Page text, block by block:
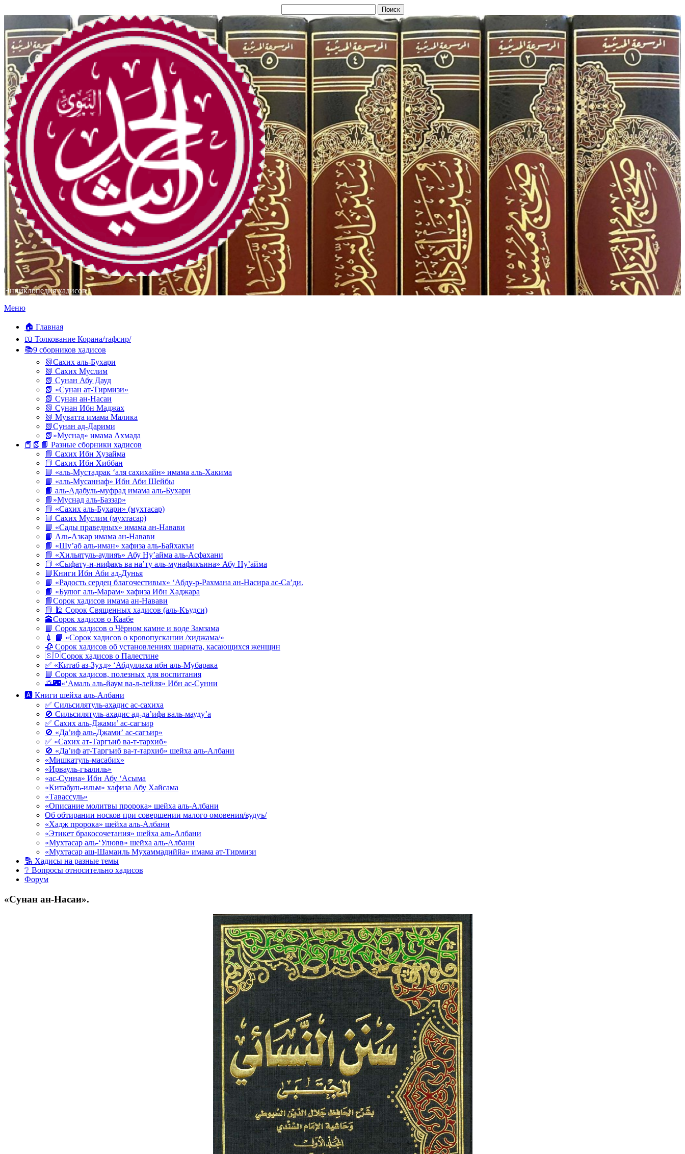
Энциклопедия хадисов
Перейти
содержимому
Меню
🏠 Главная
📖 Толкование Корана/тафсир/
📚9 сборников хадисов
📗Сахих аль-Бухари
📗 Сахих Муслим
📗 Сунан Абу Дауд
📗 «Сунан ат-Тирмизи»
📗 Сунан ан-Насаи
📗 Сунан Ибн Маджах
📗 Муватта имама Малика
📗Сунан ад-Дарими
📗»Муснад» имама Ахмада
📕📗📘 Разные сборники хадисов
📘 Сахих Ибн Хузайма
📘 Сахих Ибн Хиббан
📘 «аль-Мустадрак ‘аля сахихайн» имама аль-Хакима
📘 «аль-Мусаннаф» Ибн Аби Шейбы
📘 аль-Адабуль-муфрад имама аль-Бухари
📘»Муснад аль-Баззар»
📘 «Сахих аль-Бухари» (мухтасар)
📘 Сахих Муслим (мухтасар)
📘 «Сады праведных» имама ан-Навави
📘 Аль-Азкар имама ан-Навави
📘 «Шу’аб аль-иман» хафиза аль-Байхакъи
📘 «Хильятуль-аулияъ» Абу Ну’айма аль-Асфахани
📘 «Сыфату-н-нифакъ ва на’ту аль-мунафикъина» Абу Ну’айма
📘Книги Ибн Аби ад-Дунья
📘 «Радость сердец благочестивых» ‘Абду-р-Рахмана ан-Насира ас-Са’ди.
📘 «Булюг аль-Марам» хафиза Ибн Хаджара
📘Сорок хадисов имама ан-Навави
📘 🕌 Сорок Священных хадисов (аль-Къудси)
🕋Сорок хадисов о Каабе
📘 Сорок хадисов о Чёрном камне и воде Замзама
💉 📘 «Сорок хадисов о кровопускании /хиджама/»
🥀 Сорок хадисов об установлениях шариата, касающихся женщин
🇸🇩Сорок хадисов о Палестине
✅ «Китаб аз-Зухд» ‘Абдуллаха ибн аль-Мубарака
📘 Сорок хадисов, полезных для воспитания
🌅🌃«‘Амаль аль-йаум ва-л-лейля» Ибн ас-Сунни
🅰 Книги шейха аль-Албани
✅ Сильсилятуль-ахадис ас-сахиха
🚫 Сильсилятуль-ахадис ад-да’ифа валь-мауду’а
✅ Сахих аль-Джами’ ас-сагъир
🚫 «Да’иф аль-Джами’ ас-сагъир»
✅ «Сахих ат-Таргъиб ва-т-тархиб»
🚫 «Да’иф ат-Таргъиб ва-т-тархиб» шейха аль-Албани
«Мишкатуль-масабих»
«Ирвауль-гъалиль»
«ас-Сунна» Ибн Абу ‘Асыма
«Китабуль-ильм» хафиза Абу Хайсама
«Тавассуль»
«Описание молитвы пророка» шейха аль-Албани
Об обтирании носков при совершении малого омовения/вудуъ/
«Хадж пророка» шейха аль-Албани
«Этикет бракосочетания» шейха аль-Албани
«Мухтасар аль-‘Улювв» шейха аль-Албани
«Мухтасар аш-Шамаиль Мухаммадиййа» имама ат-Тирмизи
🔡 Хадисы на разные темы
❔ Вопросы относительно хадисов
Форум
«Сунан ан-Насаи».